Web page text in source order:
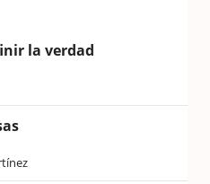
la verdad